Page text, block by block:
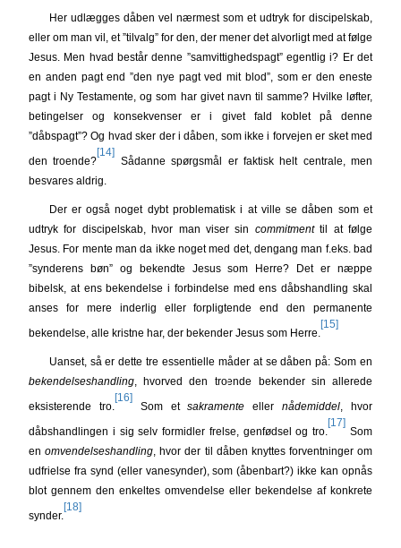
Her udlægges dåben vel nærmest som et udtryk for discipelskab,
eller om man vil, et ”tilvalg” for den, der mener det alvorligt med at følge
Jesus. Men hvad består denne ”samvittighedspagt” egentlig i? Er det
en anden pagt end ”den nye pagt ved mit blod”, som er den eneste
pagt i Ny Testamente, og som har givet navn til samme? Hvilke løfter,
betingelser og konsekvenser er i givet fald koblet på denne
”dåbspagt”? Og hvad sker der i dåben, som ikke i forvejen er sket med
den troende?
[14]
Sådanne spørgsmål er faktisk helt centrale, men
besvares aldrig.
Der er også noget dybt problematisk i at ville se dåben som et
udtryk for discipelskab, hvor man viser sin commitmenttil at følge
Jesus. For mente man da ikke noget med det, dengang man f.eks. bad
”synderens bøn” og bekendte Jesus som Herre? Det er næppe
bibelsk, at ens bekendelse i forbindelse med ens dåbshandling skal
anses for mere inderlig eller forpligtende end den permanente
bekendelse, alle kristne har, der bekender Jesus som Herre.
[15]
Uanset, så er dette tre essentielle måder at se dåben på: Som en
bekendelseshandling, hvorved den troende bekender sin allerede
eksisterende tro.
[16]
Som etsakramente ellernådemiddel, hvor
dåbshandlingen i sig selv formidler frelse, genfødsel og tro.
[17]
Som
enomvendelseshandling, hvor der til dåben knyttes forventninger om
udfrielse fra synd (eller vanesynder), som (åbenbart?) ikke kan opnås
blot gennem den enkeltes omvendelse eller bekendelse af konkrete
synder.
[18]